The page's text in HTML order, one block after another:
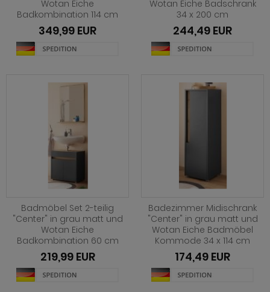
Wotan Eiche
Badkombination 114 cm
349,99 EUR
Wotan Eiche Badschrank
34 x 200 cm
244,49 EUR
Badmöbel Set 2-teilig
"Center" in grau matt und
Wotan Eiche
Badkombination 60 cm
219,99 EUR
Badezimmer Midischrank
"Center" in grau matt und
Wotan Eiche Badmöbel
Kommode 34 x 114 cm
174,49 EUR
Forres
Foundry
Helge
Heron
Hooge
Infinity
Ingar
Isgard Pistazie
Isgard weiß
Jardins
Ronson
Rovola
Stove Old Style hell
Vestland
Ward
Mirano
Nevia
Relief
Rumba
Salud
Shawn
Shawn Eiche
Skid
Stove Old Style hell
Stove weiß Pinie
Foundry
Georgia
Georgia in Eiche Tabak
Hemsby
Hooge
Isgard Pistazie
Isgard weiß
Jesper
Juna
Ladis